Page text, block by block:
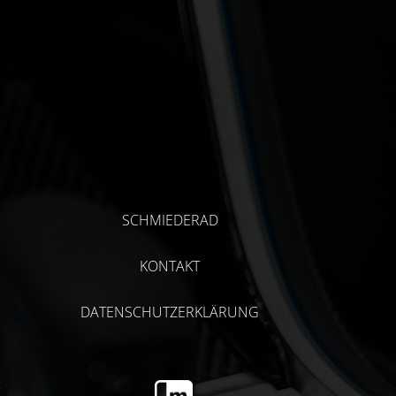
SCHMIEDERAD
KONTAKT
DATENSCHUTZERKLÄRUNG